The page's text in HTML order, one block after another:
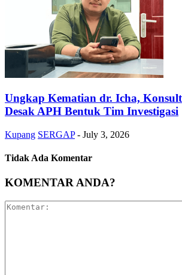
Ungkap Kematian dr. Icha,
Desak APH Bentuk Tim Investigasi
Kupang SERGAP - July 3, 2026
Tidak Ada Komentar
KOMENTAR ANDA?